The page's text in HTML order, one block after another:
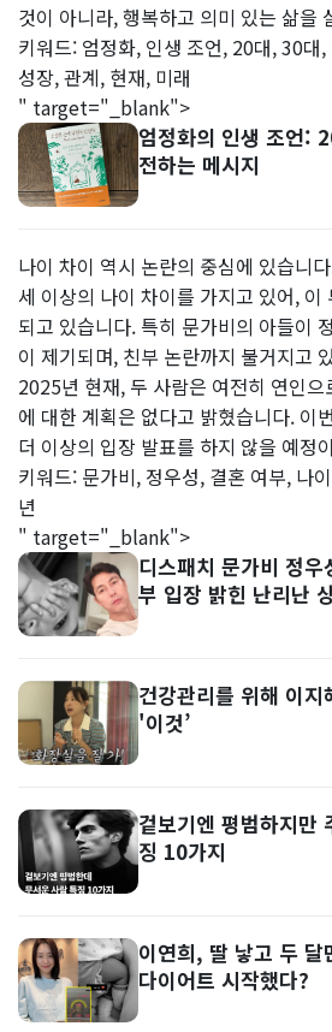
것이 아니라, 행복하고 의미 있는 삶을
키워드: 엄정화, 인생 조언, 20대, 30대
성장, 관계, 현재, 미래
" target="_blank">
엄정화의 인생 조언:
전하는 메시지
나이 차이 역시 논란의 중심에 있습니
세 이상의 나이 차이를 가지고 있어, 이
되고 있습니다. 특히 문가비의 아들이
이 제기되며, 친부 논란까지 불거지고
2025년 현재, 두 사람은 여전히 연인
에 대한 계획은 없다고 밝혔습니다. 이
더 이상의 입장 발표를 하지 않을 예정
키워드: 문가비, 정우성, 결혼 여부, 나
년
" target="_blank">
디스패치 문가비 정
부 입장 밝힌 난리난
건강관리를 위해 이
'이것’
겉보기엔 평범하지만
징 10가지
이연희, 딸 낳고 두
다이어트 시작했다?